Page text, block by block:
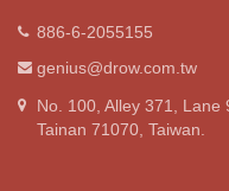
886-6-2055155
genius@drow.com.tw
No. 100, Alley 371, Lane
Tainan 71070, Taiwan.